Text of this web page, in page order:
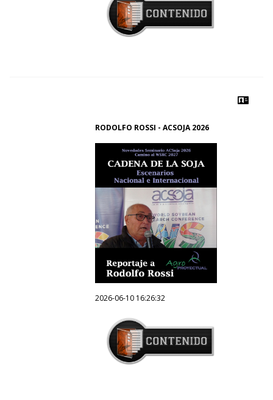
RODOLFO ROSSI - ACSOJA 2026
2026-06-10 16:26:32